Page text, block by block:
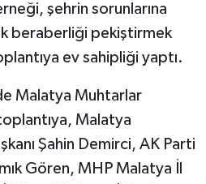
şehrin sorunlarına
beraberliği pekiştirmek
ev sahipliği yaptı.
Malatya Muhtarlar
Malatya
Şahin Demirci, AK Parti
Gören, MHP Malatya İl